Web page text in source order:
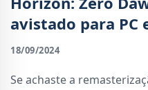
avistado para PC
18/09/2024
Se achaste a